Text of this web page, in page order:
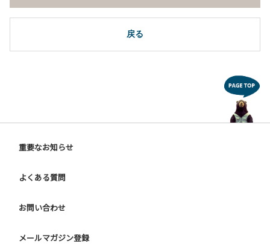
３．備品の持ち出しはしないでください。
４．ご訪問客と常設テント内での面会はご遠慮願います。
戻る
重要なお知らせ
よくある質問
お問い合わせ
メールマガジン登録